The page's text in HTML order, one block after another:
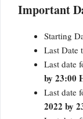
Important
Starting
Last Date
Last date
by 23:00
Last date
2022 by